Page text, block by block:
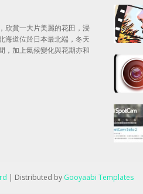
欣賞一大片美麗的花田，浸
海道位於日本最北端，冬天
，加上氣候變化與花期亦和
| Distributed by Gooyaabi Templates